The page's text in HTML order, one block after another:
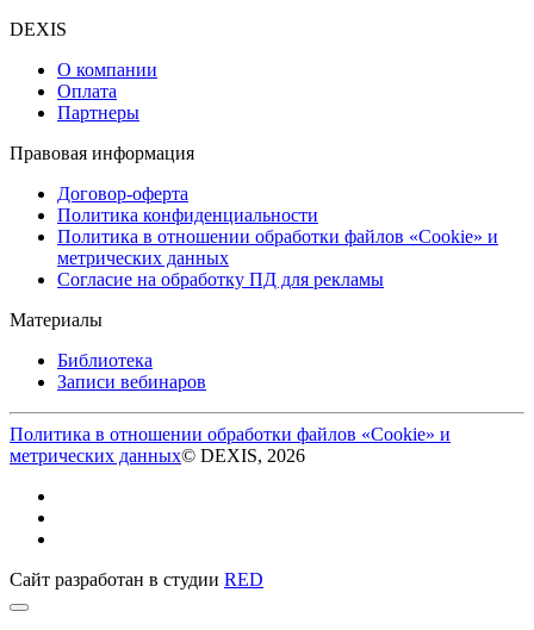
DEXIS
О компании
Оплата
Партнеры
Правовая информация
Договор-оферта
Политика конфиденциальности
Политика в отношении обработки файлов «Cookie» и
метрических данных
Согласие на обработку ПД для рекламы
Материалы
Библиотека
Записи вебинаров
Политика в отношении обработки файлов «Cookie» и
метрических данных© DEXIS, 2026
Сайт разработан в студии RED